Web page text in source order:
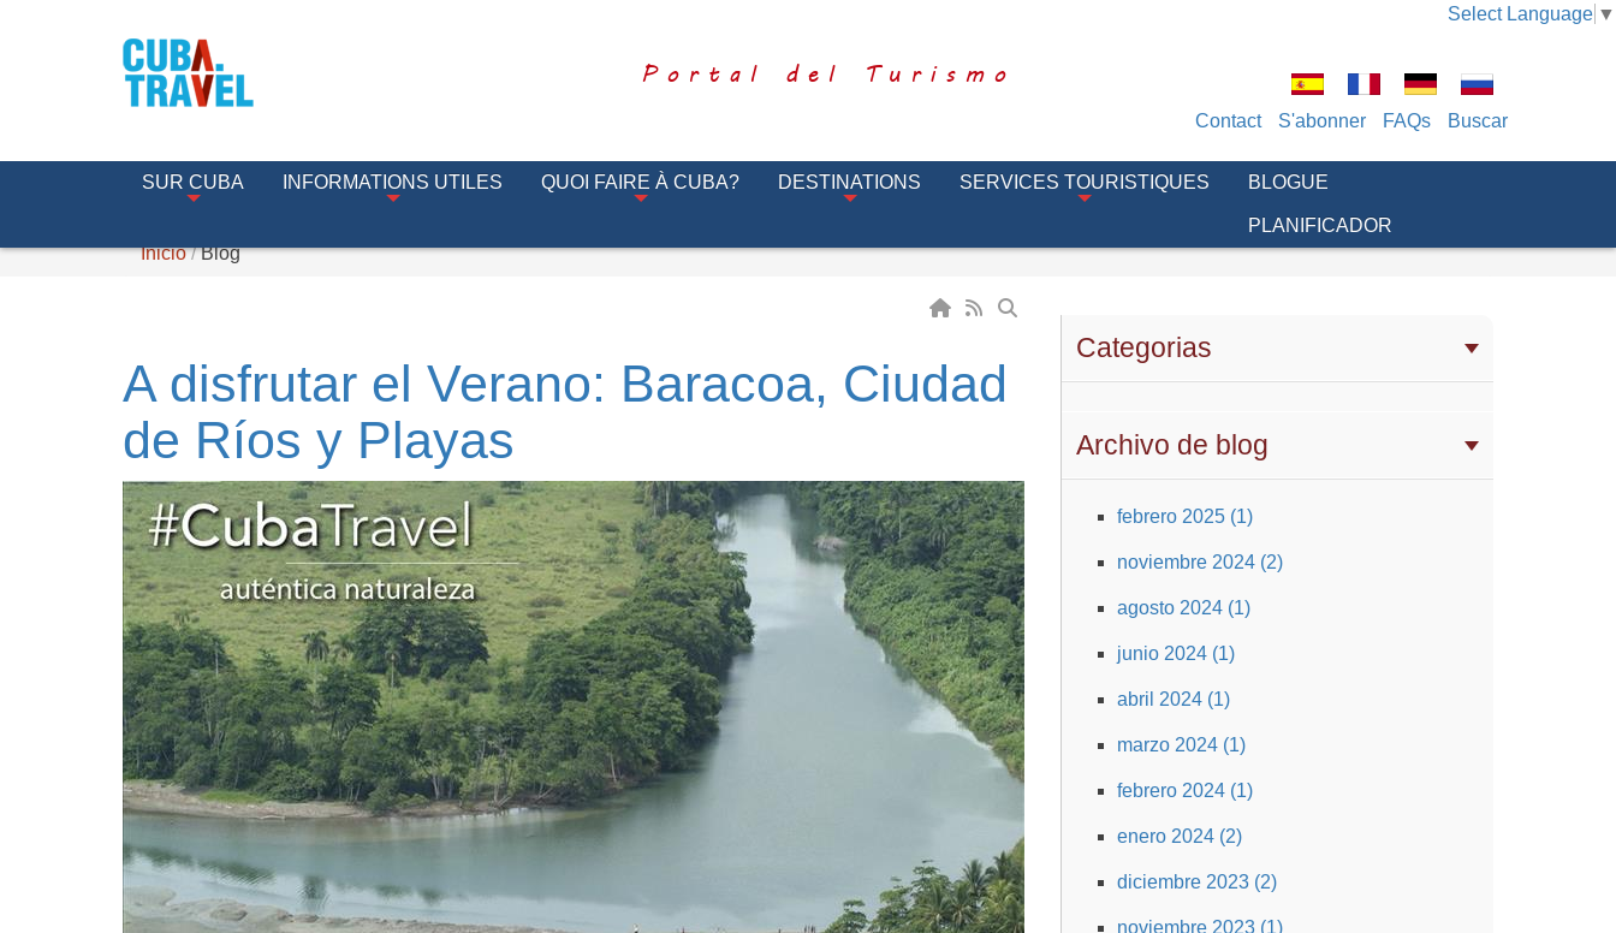
Select Language ▼
Portal del Turismo
Contact S'abonner FAQs Buscar
SUR CUBA INFORMATIONS UTILES QUOI FAIRE À CUBA? DESTINATIONS SERVICES TOURISTIQUES BLOGUE
PLANIFICADOR
Inicio
Blog
Categorias
Archivo de blog
febrero 2025 (1)
noviembre 2024 (2)
agosto 2024 (1)
junio 2024 (1)
abril 2024 (1)
marzo 2024 (1)
febrero 2024 (1)
enero 2024 (2)
diciembre 2023 (2)
noviembre 2023 (1)
A disfrutar el Verano: Baracoa, Ciudad
de Ríos y Playas